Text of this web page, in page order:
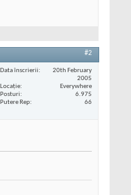
#2
Data înscrierii
20th February
2005
Locaţie
Everywhere
Posturi
6.975
Putere Rep
66